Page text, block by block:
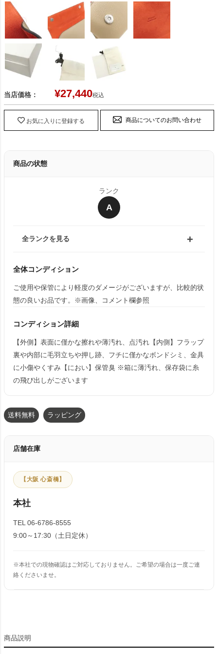
当店価格： ¥27,440税込
お気に入りに登録する 商品についてのお問い合わせ
商品の状態
ランク
A
全ランクを見る
全体コンディション
ご使用や保管により軽度のダメージがございますが、比較的状
態の良いお品です。※画像、コメント欄参照
コンディション詳細
【外側】表面に僅かな擦れや薄汚れ、点汚れ【内側】フラップ
裏や内部に毛羽立ちや押し跡、フチに僅かなボンドシミ、金具
に小傷やくすみ【におい】保管臭 ※箱に薄汚れ、保存袋に糸
の飛び出しがございます
送料無料 ラッピング
店舗在庫
【大阪 心斎橋】
本社
TEL 06-6786-8555
9:00～17:30（土日定休）
※本社での現物確認はご対応しておりません。ご希望の場合は一度ご連
絡くださいませ。
商品説明